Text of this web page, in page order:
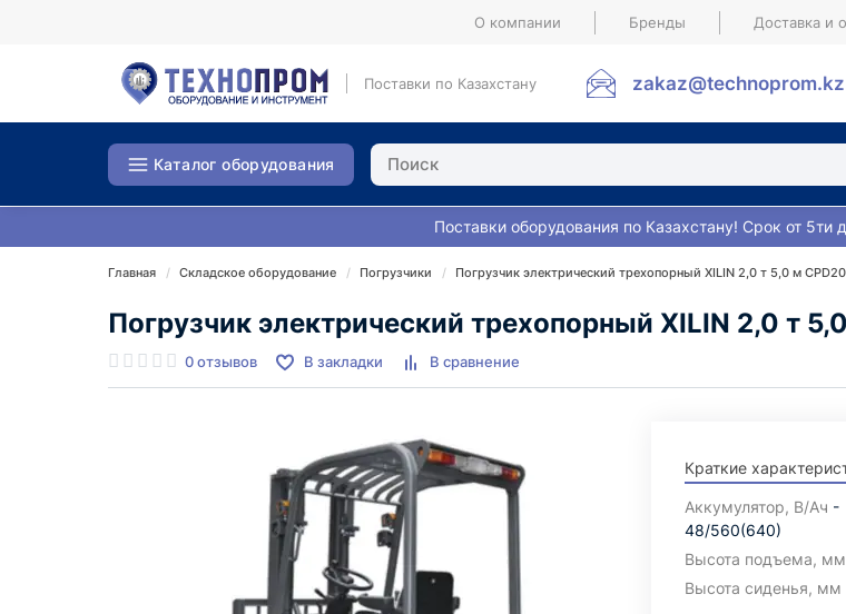
О компании Бренды Доставка и
Поставки по Казахстану zakaz@technoprom.kz
Каталог оборудования
Поставки оборудования по Казахстану! Срок от 5ти
Главная Складское оборудование Погрузчики Погрузчик электрический трехопорный XILIN 2,0 т 5,0 м
Погрузчик электрический трехопорный XILIN 2,0 т
0 отзывов В закладки В сравнение
Краткие
Аккумулятор, В/Ач -
48/560(640)
Высота подъема, мм
Высота сиденья, мм